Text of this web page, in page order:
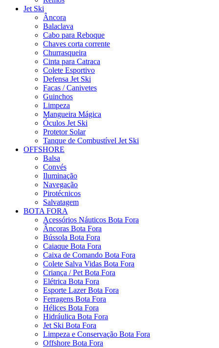
Jet Ski
Âncora
Balaclava
Cabo para Reboque
Chaves corta corrente
Churrasqueira
Cinta para Catraca
Colete Esportivo
Defensa Jet Ski
Facas / Canivetes
Guinchos
Limpeza
Mangueira Mágica
Óculos Jet Ski
Protetor Solar
Tanque de Combustível Jet Ski
OFFSHORE
Balsa
Convés
Iluminação
Navegação
Pirotécnicos
Salvatagem
BOTA FORA
Acessórios Náuticos Bota Fora
Âncoras Bota Fora
Bússola Bota Fora
Caiaque Bota Fora
Caixa de Comando Bota Fora
Colete Salva Vidas Bota Fora
Criança / Pet Bota Fora
Elétrica Bota Fora
Esporte Lazer Bota Fora
Ferragens Bota Fora
Hélices Bota Fora
Hidráulica Bota Fora
Jet Ski Bota Fora
Limpeza e Conservação Bota Fora
Offshore Bota Fora